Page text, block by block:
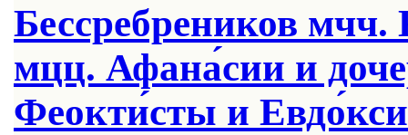
Бессребреников
мцц. Афана́сии и
Феокти́сты и